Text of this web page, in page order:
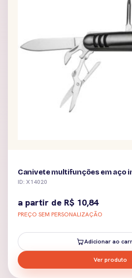
Canivete multifunções em aço
ID: X14020
a partir de R$ 10,84
PREÇO SEM PERSONALIZAÇÃO
Adicionar ao
Ver produto